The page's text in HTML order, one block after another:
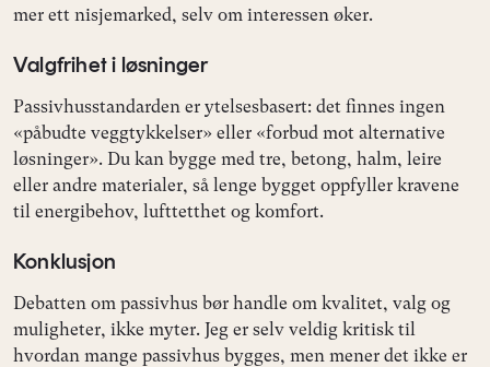
mer ett nisjemarked, selv om interessen øker.
Valgfrihet i løsninger
Passivhusstandarden er ytelsesbasert: det finnes ingen
«påbudte veggtykkelser» eller «forbud mot alternative
løsninger». Du kan bygge med tre, betong, halm, leire
eller andre materialer, så lenge bygget oppfyller kravene
til energibehov, lufttetthet og komfort.
Konklusjon
Debatten om passivhus bør handle om kvalitet, valg og
muligheter, ikke myter. Jeg er selv veldig kritisk til
hvordan mange passivhus bygges, men mener det ikke er